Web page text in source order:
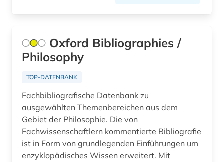
bern (1)
beruf (1)
berufe im gesundheitswesen (1)
berufliche arbeit (1)
Oxford Bibliographies /
Philosophy
TOP-DATENBANK
Fachbibliografische Datenbank zu
ausgewählten Themenbereichen aus dem
Gebiet der Philosophie. Die von
Fachwissenschaftlern kommentierte Bibliografie
ist in Form von grundlegenden Einführungen um
enzyklopädisches Wissen erweitert. Mit